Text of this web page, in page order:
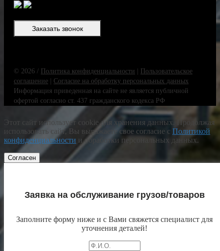
Заказать звонок
© 2026 / Политика конфиденциальности | Пользовательское
соглашение | Согласие на обработку персональных данных
Информация приведенная на сайте не является публичной
офертой согласно ст. 437 гражданского кодекса РФ
Этот сайт использует cookie для хранения данных. Продолжая
использовать сайт, Вы выражаете свое согласие с Политикой
конфиденциальности и обработки персональных данных.
Согласен
Заявка на обслуживание грузов/товаров
Заполните форму ниже и с Вами свяжется специалист для
уточнения деталей!